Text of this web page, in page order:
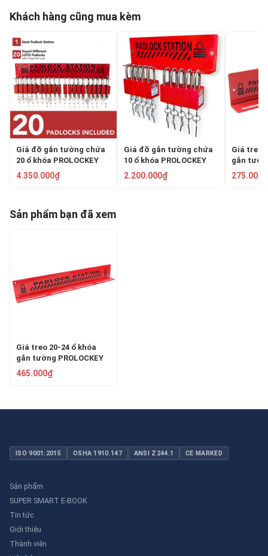
Khách hàng cũng mua kèm
Giá đỡ gắn tường chứa
20 ổ khóa PROLOCKEY
PLS04P38SKD
4.350.000₫
Giá đỡ gắn tường chứa
10 ổ khóa PROLOCKEY
PLS02P38SKD
2.200.000₫
Giá treo
gắn
PLS02
275.000₫
Sản phẩm bạn đã xem
Giá treo 20-24 ổ khóa
gắn tường PROLOCKEY
PLS04
465.000₫
ISO 9001:2015 OSHA 1910.147 ANSI Z244.1 CE MARKED
Sản phẩm
SUPER SMART E-BOOK
Tin tức
Giới thiệu
Thành viên